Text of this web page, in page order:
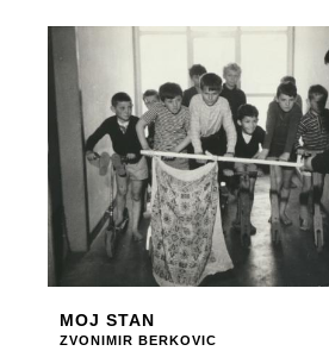
MOJ STAN
ZVONIMIR BERKOVIC